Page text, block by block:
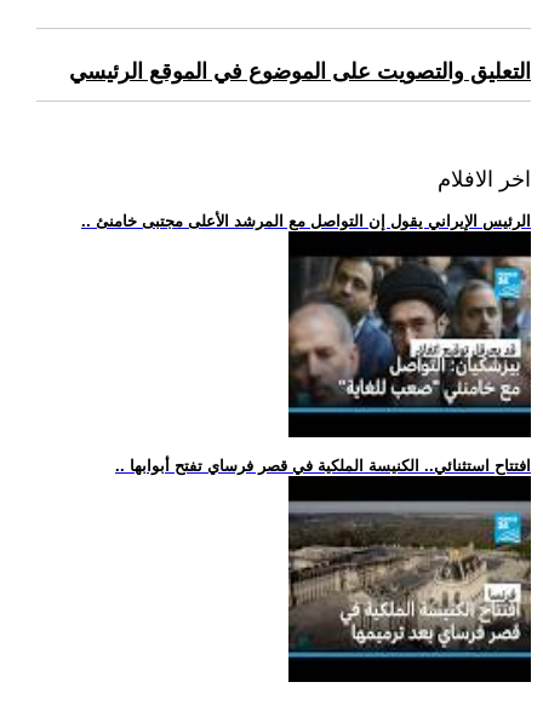
التعليق والتصويت على الموضوع في الموقع الرئيسي
اخر الافلام
.. الرئيس الإيراني يقول إن التواصل مع المرشد الأعلى مجتبى خامنئ
.. افتتاح استثنائي.. الكنيسة الملكية في قصر فرساي تفتح أبوابها